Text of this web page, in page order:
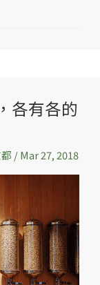
各有各的
/Mar 27, 2018